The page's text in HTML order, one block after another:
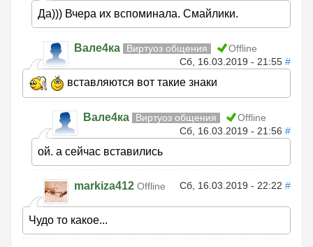
Да))) Вчера их вспоминала. Смайлики.
Вале4ка Виртуоз общения
Offline
Сб, 16.03.2019 - 21:55 #
вставляются вот такие знаки
Вале4ка Виртуоз общения
Offline
Сб, 16.03.2019 - 21:56 #
ой. а сейчас вставились
markiza412 Offline Сб, 16.03.2019 - 22:22 #
Чудо то какое...